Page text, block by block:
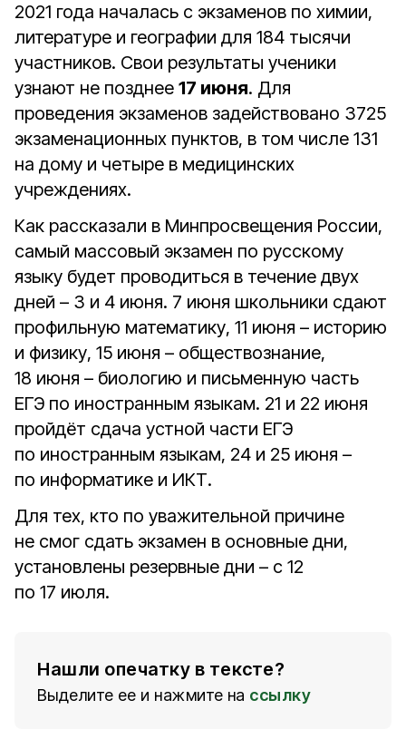
2021 года началась с экзаменов по химии,
литературе и географии для 184 тысячи
участников. Свои результаты ученики
узнают не позднее 17 июня. Для
проведения экзаменов задействовано 3725
экзаменационных пунктов, в том числе 131
на дому и четыре в медицинских
учреждениях.
Как рассказали в Минпросвещения России,
самый массовый экзамен по русскому
языку будет проводиться в течение двух
дней – 3 и 4 июня. 7 июня школьники сдают
профильную математику, 11 июня – историю
и физику, 15 июня – обществознание,
18 июня – биологию и письменную часть
ЕГЭ по иностранным языкам. 21 и 22 июня
пройдёт сдача устной части ЕГЭ
по иностранным языкам, 24 и 25 июня –
по информатике и ИКТ.
Для тех, кто по уважительной причине
не смог сдать экзамен в основные дни,
установлены резервные дни – с 12
по 17 июля.
Нашли опечатку в тексте?
Выделите ее и нажмите на ссылку